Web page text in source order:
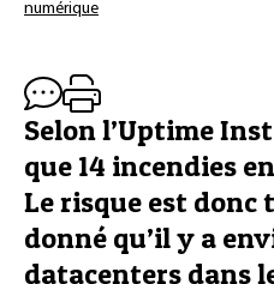
numérique
Selon l’Uptime
que 14 incendies
Le risque est donc
donné qu’il y a
datacenters dans